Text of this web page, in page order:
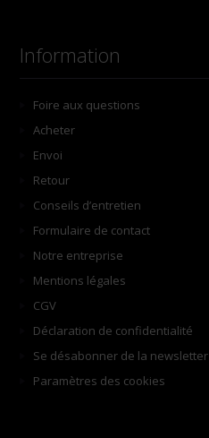
Information
Foire aux questions
Acheter
Envoi
Retour
Conseils d’entretien
Formulaire de contact
Notre entreprise
Mentions légales
CGV
Déclaration de confidentialité
Se désabonner de la newsletter
Paramètres des cookies